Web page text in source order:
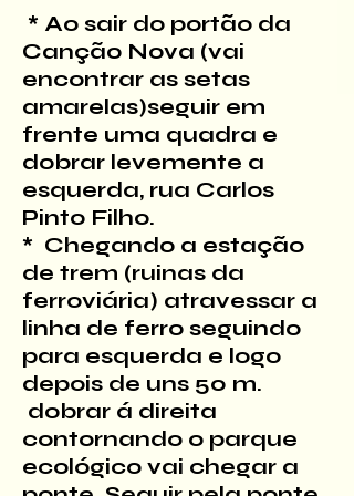
* Ao sair do portão da
Canção Nova (vai
encontrar as setas
amarelas)seguir em
frente uma quadra e
dobrar levemente a
esquerda, rua Carlos
Pinto Filho.
* Chegando a estação
de trem (ruinas da
ferroviária) atravessar a
linha de ferro seguindo
para esquerda e logo
depois de uns 50 m.
dobrar á direita
contornando o parque
ecológico vai chegar a